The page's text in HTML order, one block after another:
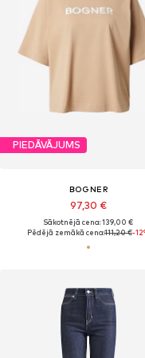
PIEDĀVĀJUMS
BOGNER
97,30 €
Sākotnējā cena: 139,00 €
Pēdējā zemākā cena:111,20 €-